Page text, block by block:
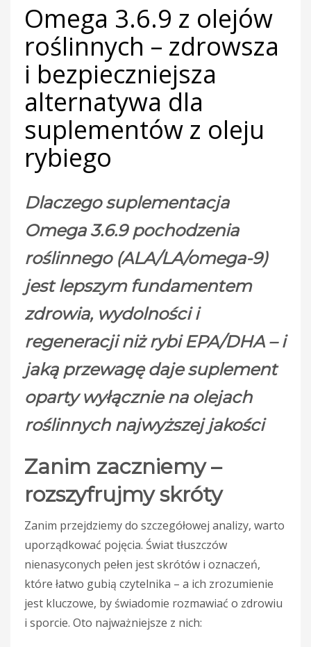
Omega 3.6.9 z olejów
roślinnych – zdrowsza
i bezpieczniejsza
alternatywa dla
suplementów z oleju
rybiego
Dlaczego suplementacja
Omega 3.6.9 pochodzenia
roślinnego (ALA/LA/omega-9)
jest lepszym fundamentem
zdrowia, wydolności i
regeneracji niż rybi EPA/DHA – i
jaką przewagę daje suplement
oparty wyłącznie na olejach
roślinnych najwyższej jakości
Zanim zaczniemy –
rozszyfrujmy skróty
Zanim przejdziemy do szczegółowej analizy, warto
uporządkować pojęcia. Świat tłuszczów
nienasyconych pełen jest skrótów i oznaczeń,
które łatwo gubią czytelnika – a ich zrozumienie
jest kluczowe, by świadomie rozmawiać o zdrowiu
i sporcie. Oto najważniejsze z nich: